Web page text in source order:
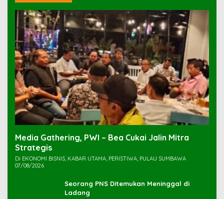
Media Gathering, PWI – Bea Cukai Jalin Mitra
Strategis
Di EKONOMI BISNIS, KABAR UTAMA, PERISTIWA, PULAU SUMBAWA
07/08/2026
Seorang PNS Ditemukan Meninggal di
Ladang